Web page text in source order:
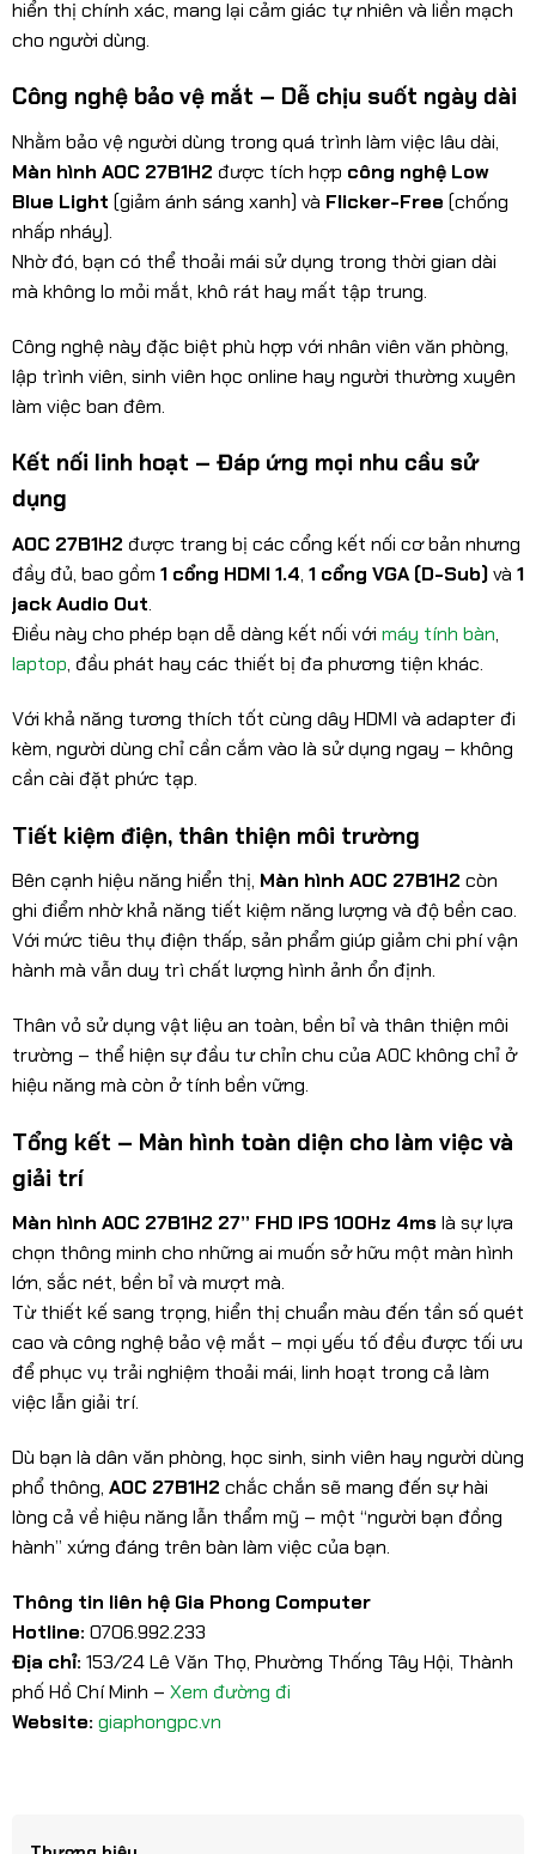
hiển thị chính xác, mang lại cảm giác tự nhiên và liền mạch
cho người dùng.
Công nghệ bảo vệ mắt – Dễ chịu suốt ngày dài
Nhằm bảo vệ người dùng trong quá trình làm việc lâu dài,
Màn hình AOC 27B1H2 được tích hợp công nghệ Low
Blue Light (giảm ánh sáng xanh) và Flicker-Free (chống
nhấp nháy).
Nhờ đó, bạn có thể thoải mái sử dụng trong thời gian dài
mà không lo mỏi mắt, khô rát hay mất tập trung.
Công nghệ này đặc biệt phù hợp với nhân viên văn phòng,
lập trình viên, sinh viên học online hay người thường xuyên
làm việc ban đêm.
Kết nối linh hoạt – Đáp ứng mọi nhu cầu sử
dụng
AOC 27B1H2 được trang bị các cổng kết nối cơ bản nhưng
đầy đủ, bao gồm 1 cổng HDMI 1.4, 1 cổng VGA (D-Sub)và 1
jack Audio Out.
Điều này cho phép bạn dễ dàng kết nối với máy tính bàn,
laptop, đầu phát hay các thiết bị đa phương tiện khác.
Với khả năng tương thích tốt cùng dây HDMI và adapter đi
kèm, người dùng chỉ cần cắm vào là sử dụng ngay – không
cần cài đặt phức tạp.
Tiết kiệm điện, thân thiện môi trường
Bên cạnh hiệu năng hiển thị, Màn hình AOC 27B1H2 còn
ghi điểm nhờ khả năng tiết kiệm năng lượng và độ bền cao.
Với mức tiêu thụ điện thấp, sản phẩm giúp giảm chi phí vận
hành mà vẫn duy trì chất lượng hình ảnh ổn định.
Thân vỏ sử dụng vật liệu an toàn, bền bỉ và thân thiện môi
trường – thể hiện sự đầu tư chỉn chu của AOC không chỉ ở
hiệu năng mà còn ở tính bền vững.
Tổng kết – Màn hình toàn diện cho làm việc và
giải trí
Màn hình AOC 27B1H2 27” FHD IPS 100Hz 4mslà sự lựa
chọn thông minh cho những ai muốn sở hữu một màn hình
lớn, sắc nét, bền bỉ và mượt mà.
Từ thiết kế sang trọng, hiển thị chuẩn màu đến tần số quét
cao và công nghệ bảo vệ mắt – mọi yếu tố đều được tối ưu
để phục vụ trải nghiệm thoải mái, linh hoạt trong cả làm
việc lẫn giải trí.
Dù bạn là dân văn phòng, học sinh, sinh viên hay người dùng
phổ thông, AOC 27B1H2 chắc chắn sẽ mang đến sự hài
lòng cả về hiệu năng lẫn thẩm mỹ – một “người bạn đồng
hành” xứng đáng trên bàn làm việc của bạn.
Thông tin liên hệ Gia Phong Computer
Hotline: 0706.992.233
Địa chỉ: 153/24 Lê Văn Thọ, Phường Thống Tây Hội, Thành
phố Hồ Chí Minh – Xem đường đi
Website: giaphongpc.vn